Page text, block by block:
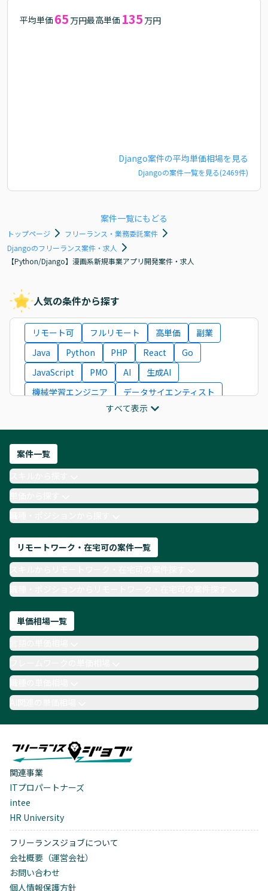
平均単価 65 万円最高単価 135 万円
Django案件の平均単価相場を見る
Djangoの案件一覧を見る(2469件)
案件一覧にもどる
トップページ
フリーランス・業務委託案件
Djangoのフリーランス案件・求人
【Python/Django】漫画系新規事業アプリ開発案件・求人
人気の条件から探す
リモート可 フルリモート 高単価
副業
Java
Python PHP React
Go
JavaScript
PMO AI
生成AI
機械学習エンジニア
データサイエンティスト
ITコンサルタント
フロントエンドエンジニア
ネットワークエンジニア
AIエンジニア
Webデザイナー
月収100万円 業務委託
COBOL
Ruby
TypeScript
Laravel AWS
すべて表示
案件一覧
単価から探す
職種・ポジションから探す
リモートワーク・在宅可の案件一覧
職種・ポジションからリモートワーク・在宅可の案件探す
単価相場一覧
職種の単価相場
AI関連の単価相場
関連事業
ITプロパートナーズ
intee
HR University
フリーランスジョブについて
会社概要（運営会社）
お問い合わせ
個人情報保護方針